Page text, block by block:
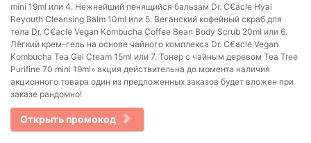
mini 19ml или 4. Нежнейший пенящийся бальзам Dr. C€acle Hyal
Reyouth Cleansing Balm 10ml или 5. Веганский кофейный скраб для
тела Dr. C€acle Vegan Kombucha Coffee Bean Body Scrub 20ml или 6.
Лёгкий крем-гель на основе чайного комплекса Dr. C€acle Vegan
Kombucha Tea Gel Cream 15ml или 7. Тонер с чайным деревом Tea Tree
Purifine 70 mini 19ml» акция действительна до момента наличия
акционного товара один из предложенных заказов будет вложен при
заказе рандомно!
Открыть промокод